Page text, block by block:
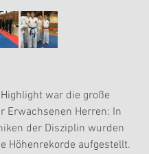
war die große
Erwachsenen Herren: In
der Disziplin wurden
Höhenrekorde aufgestellt.